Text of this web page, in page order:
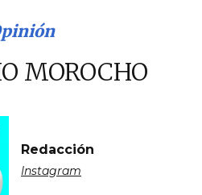
MOROCHO
Redacción
Instagram